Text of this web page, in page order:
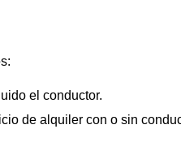
el conductor.
de alquiler con o sin